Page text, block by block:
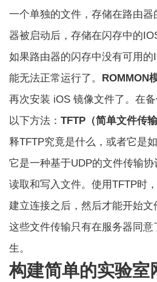
一个单独的文件，存储在路由
器被启动后，存储在闪存中的
如果路由器的闪存中没有可用的
能无法正常运行了。
ROMMON
再次安装 iOS 镜像文件了。在
以下方法：TFTP（简单文件传
释TFTP究竟是什么，或者它是
它是一种基于UDP的文件传输
读取和写入文件。使用TFTP时
建立连接之后，然后才能开始文
这些文件传输只有在服务器同
生。
构建简单的实验室